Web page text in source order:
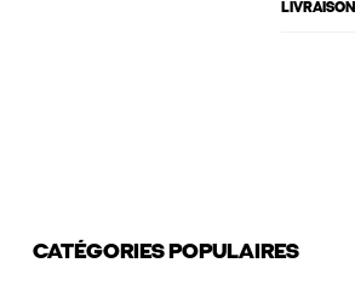
CATÉGORIES POPULAIRES